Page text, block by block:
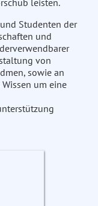
leisten.
Studenten der
und
von
sowie an
um eine